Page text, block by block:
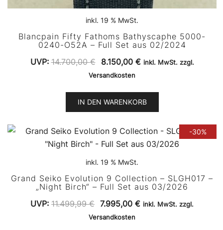
inkl. 19 % MwSt.
Blancpain Fifty Fathoms Bathyscaphe 5000-
0240-O52A – Full Set aus 02/2024
UVP: 14.700,00€
Ursprünglicher
Preis
14.700,00 €
8.150,00 €Aktueller
8.150,00 €.
inkl. MwSt. zzgl.
Versandkosten
IN DEN WARENKORB
-30%
inkl. 19 % MwSt.
Grand Seiko Evolution 9 Collection – SLGH017 –
„Night Birch“ – Full Set aus 03/2026
UVP: 11.499,99€ Ursprünglicher
Preis
7.995,00 €Aktueller
inkl. MwSt. zzgl.
Versandkosten